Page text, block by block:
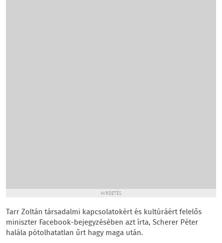
HIRDETÉS
Tarr Zoltán társadalmi kapcsolatokért és kultúráért felelős
miniszter Facebook-bejegyzésében azt írta, Scherer Péter
halála pótolhatatlan űrt hagy maga után.